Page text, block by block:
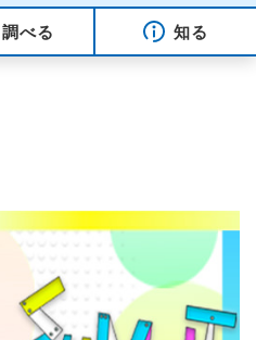
調べる 知る